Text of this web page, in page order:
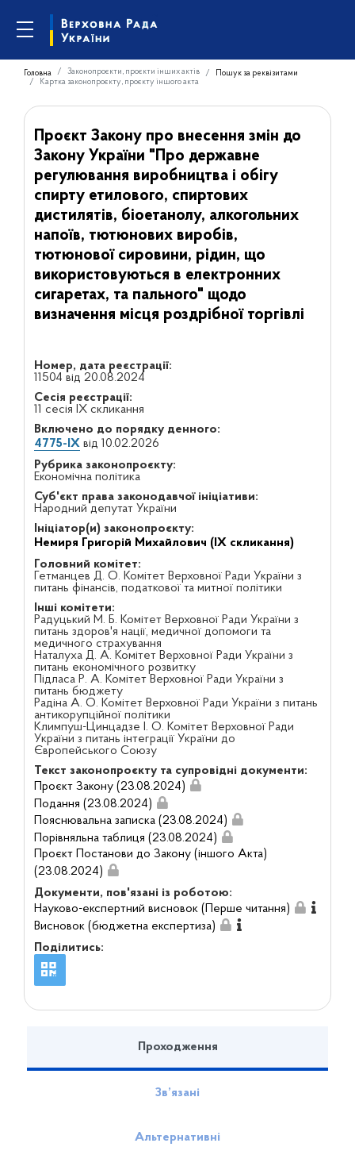
Головна Законопроєкти, проєкти інших актів
Пошук за реквізитами
Картка законопроєкту, проєкту іншого акта
Проєкт Закону про внесення змін до
Закону України "Про державне
регулювання виробництва і обігу
спирту етилового, спиртових
дистилятів, біоетанолу, алкогольних
напоїв, тютюнових виробів,
тютюнової сировини, рідин, що
використовуються в електронних
сигаретах, та пального" щодо
визначення місця роздрібної торгівлі
Номер, дата реєстрації:
11504 від 20.08.2024
Сесія реєстрації:
11 сесія IX скликання
Включено до порядку денного:
4775-IXвід 10.02.2026
Рубрика законопроєкту:
Економічна політика
Суб'єкт права законодавчої ініціативи:
Народний депутат України
Ініціатор(и) законопроєкту:
Немиря Григорій Михайлович (IX скликання)
Головний комітет:
Гетманцев Д. О. Комітет Верховної Ради України з
питань фінансів, податкової та митної політики
Інші комітети:
Радуцький М. Б. Комітет Верховної Ради України з
питань здоров'я нації, медичної допомоги та
медичного страхування
Наталуха Д. А. Комітет Верховної Ради України з
питань економічного розвитку
Підласа Р. А. Комітет Верховної Ради України з
питань бюджету
Радіна А. О. Комітет Верховної Ради України з питань
антикорупційної політики
Климпуш-Цинцадзе І. О. Комітет Верховної Ради
України з питань інтеграції України до
Європейського Союзу
Текст законопроєкту та супровідні документи:
Проєкт Закону (23.08.2024)
Подання (23.08.2024)
Пояснювальна записка (23.08.2024)
Порівняльна таблиця (23.08.2024)
Проєкт Постанови до Закону (іншого Акта)
(23.08.2024)
Документи, пов'язані із роботою:
Науково-експертний висновок (Перше читання)
Висновок (бюджетна експертиза)
Поділитись:
Проходження
Зв’язані
Альтернативні